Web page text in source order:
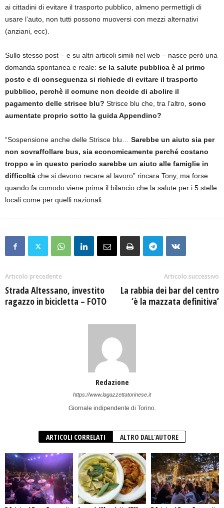
ai cittadini di evitare il trasporto pubblico, almeno permettigli di
usare l’auto, non tutti possono muoversi con mezzi alternativi
(anziani, ecc).
Sullo stesso post – e su altri articoli simili nel web – nasce però una
domanda spontanea e reale: se la salute pubblica è al primo
posto e di conseguenza si richiede di evitare il trasporto
pubblico, perchè il comune non decide di abolire il
pagamento delle strisce blu? Strisce blu che, tra l’altro, sono
aumentate proprio sotto la guida Appendino?
“Sospensione anche delle Strisce blu… Sarebbe un aiuto sia per
non sovraffollare bus, sia economicamente perché costano
troppo e in questo periodo sarebbe un aiuto alle famiglie in
difficoltà che si devono recare al lavoro” rincara Tony, ma forse
quando fa comodo viene prima il bilancio che la salute per i 5 stelle
locali come per quelli nazionali.
Articolo precedente
Strada Altessano, investito
ragazzo in bicicletta – FOTO
Articolo successivo
La rabbia dei bar del centro
‘è la mazzata definitiva’
Redazione
https://www.lagazzettatorinese.it
Giornale indipendente di Torino.
ARTICOLI CORRELATI ALTRO DALL'AUTORE